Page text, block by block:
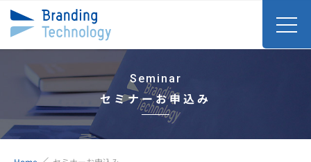
Seminar
セミナーお申込み